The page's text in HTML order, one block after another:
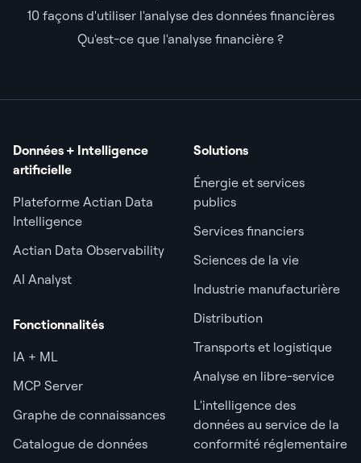
10 façons d'utiliser l'analyse des données financières
Qu'est-ce que l'analyse financière ?
Données + Intelligence
artificielle
Plateforme Actian Data
Intelligence
Actian Data Observability
AI Analyst
Fonctionnalités
IA + ML
MCP Server
Graphe de connaissances
Catalogue de données
Solutions
Énergie et services
publics
Services financiers
Sciences de la vie
Industrie manufacturière
Distribution
Transports et logistique
Analyse en libre-service
L'intelligence des
données au service de la
conformité réglementaire